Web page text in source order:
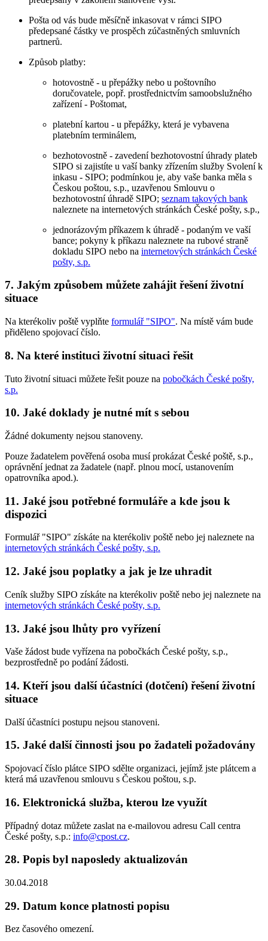
Pošta od vás bude měsíčně inkasovat v rámci SIPO
předepsané částky ve prospěch zúčastněných smluvních
partnerů.
Způsob platby:
hotovostně - u přepážky nebo u poštovního
doručovatele, popř. prostřednictvím samoobslužného
zařízení - Poštomat,
platební kartou - u přepážky, která je vybavena
platebním terminálem,
bezhotovostně - zavedení bezhotovostní úhrady plateb
SIPO si zajistíte u vaší banky zřízením služby Svolení k
inkasu - SIPO; podmínkou je, aby vaše banka měla s
Českou poštou, s.p., uzavřenou Smlouvu o
bezhotovostní úhradě SIPO; seznam takových bank
naleznete na internetových stránkách České pošty, s.p.,
jednorázovým příkazem k úhradě - podaným ve vaší
bance; pokyny k příkazu naleznete na rubové straně
dokladu SIPO nebo na internetových stránkách České
pošty, s.p.
7. Jakým způsobem můžete zahájit řešení životní
situace
Na kterékoliv poště vyplňte formulář "SIPO". Na místě vám bude
přiděleno spojovací číslo.
8. Na které instituci životní situaci řešit
Tuto životní situaci můžete řešit pouze na pobočkách České pošty,
s.p.
10. Jaké doklady je nutné mít s sebou
Žádné dokumenty nejsou stanoveny.
Pouze žadatelem pověřená osoba musí prokázat České poště, s.p.,
oprávnění jednat za žadatele (např. plnou mocí, ustanovením
opatrovníka apod.).
11. Jaké jsou potřebné formuláře a kde jsou k
dispozici
Formulář "SIPO" získáte na kterékoliv poště nebo jej naleznete na
internetových stránkách České pošty, s.p.
12. Jaké jsou poplatky a jak je lze uhradit
Ceník služby SIPO získáte na kterékoliv poště nebo jej naleznete na
internetových stránkách České pošty, s.p.
13. Jaké jsou lhůty pro vyřízení
Vaše žádost bude vyřízena na pobočkách České pošty, s.p.,
bezprostředně po podání žádosti.
14. Kteří jsou další účastníci (dotčení) řešení životní
situace
Další účastníci postupu nejsou stanoveni.
15. Jaké další činnosti jsou po žadateli požadovány
Spojovací číslo plátce SIPO sdělte organizaci, jejímž jste plátcem a
která má uzavřenou smlouvu s Českou poštou, s.p.
16. Elektronická služba, kterou lze využít
Případný dotaz můžete zaslat na e-mailovou adresu Call centra
České pošty, s.p.: info@cpost.cz.
28. Popis byl naposledy aktualizován
30.04.2018
29. Datum konce platnosti popisu
Bez časového omezení.